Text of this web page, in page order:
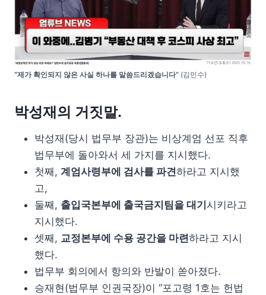
“제가 확인되지 않은 사실 하나를 말씀드리겠습니다” (김민수)
박성재의 거짓말.
박성재(당시 법무부 장관)는 비상계엄 선포 직후
법무부에 돌아와서 세 가지를 지시했다.
첫째, 계엄사령부에 검사를 파견하라고 지시했
고,
둘째, 출입국본부에 출국금지팀을 대기시키라고
지시했다.
셋째, 교정본부에 수용 공간을 마련하라고 지시
했다.
법무부 회의에서 항의와 반발이 쏟아졌다.
승재현(법무부 인권국장)이 “포고령 1호는 헌법